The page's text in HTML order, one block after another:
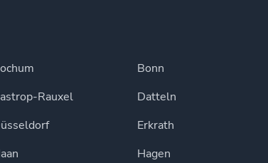
Bonn
Rauxel
Datteln
Erkrath
Hagen